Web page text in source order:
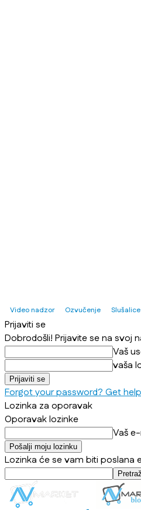
Video nadzor Ozvučenje Slušalice
Prijaviti se
Dobrodošli! Prijavite se na svoj
Vaš
vaša
Forgot your password? Get help
Lozinka za oporavak
Oporavak lozinke
Vaš
Lozinka će se vam biti poslana